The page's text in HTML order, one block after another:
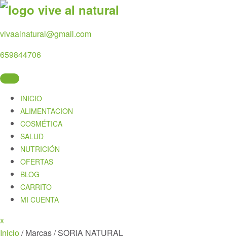
Skip
content
vivaalnatural@gmail.com
659844706
INICIO
ALIMENTACION
COSMÉTICA
SALUD
NUTRICIÓN
OFERTAS
BLOG
CARRITO
MI CUENTA
xClose
Menu
Inicio/ Marcas / SORIA NATURAL